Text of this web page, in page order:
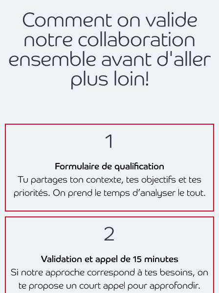
Comment on valide
notre collaboration
ensemble avant d'aller
plus loin!
1
Formulaire de qualification
Tu partages ton contexte, tes objectifs et tes
priorités. On prend le temps d’analyser le tout.
2
Validation et appel de 15 minutes
Si notre approche correspond à tes besoins, on
te propose un court appel pour approfondir.